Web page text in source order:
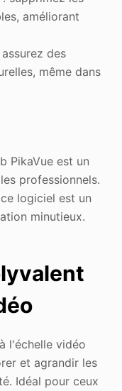
améliorant
des
même dans
PikaVue est un
professionnels.
logiciel est un
minutieux.
l'échelle vidéo
et agrandir les
Idéal pour ceux